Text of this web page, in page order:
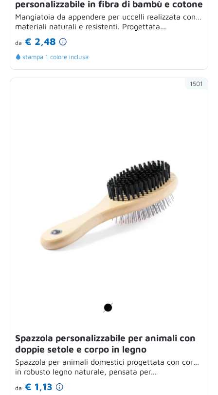
personalizzabile in fibra di bambù e cotone
Mangiatoia da appendere per uccelli realizzata con
materiali naturali e resistenti. Progettata...
da € 2,48
stampa 1 colore inclusa
1501
Spazzola personalizzabile per animali con
doppie setole e corpo in legno
Spazzola per animali domestici progettata con corpo
in robusto legno naturale, pensata per...
da € 1,13